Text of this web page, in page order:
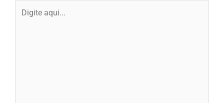
aqui...